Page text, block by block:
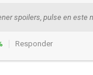
spoilers, pulse en este
Responder